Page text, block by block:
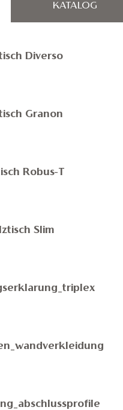
KATALOG
Diverso
Granon
Robus-T
Slim